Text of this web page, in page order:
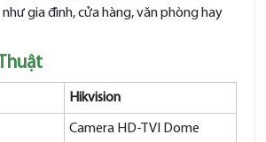
gia đình, cửa hàng, văn phòng hay
Hikvision
Camera HD-TVI Dome